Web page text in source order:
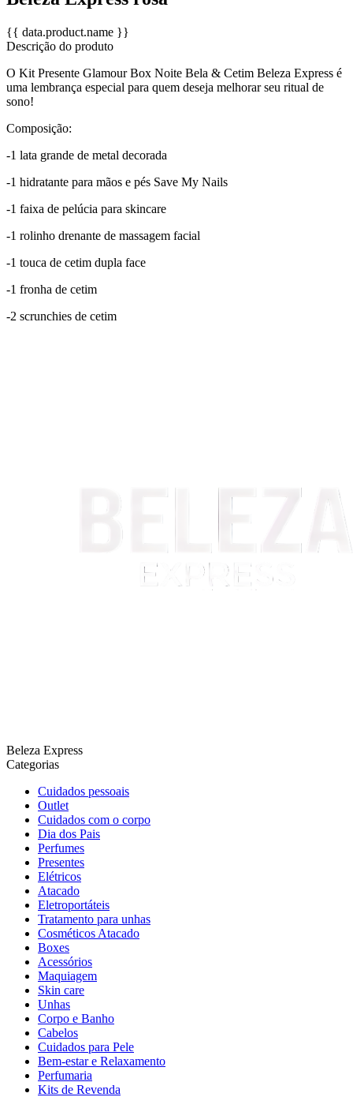
{{ data.product.name }}
Descrição do produto
O Kit Presente Glamour Box Noite Bela & Cetim Beleza Express é
uma lembrança especial para quem deseja melhorar seu ritual de
sono!
Composição:
-1 lata grande de metal decorada
-1 hidratante para mãos e pés Save My Nails
-1 faixa de pelúcia para skincare
-1 rolinho drenante de massagem facial
-1 touca de cetim dupla face
-1 fronha de cetim
-2 scrunchies de cetim
Beleza Express
Categorias
Cuidados pessoais
Outlet
Cuidados com o corpo
Dia dos Pais
Perfumes
Presentes
Elétricos
Atacado
Eletroportáteis
Tratamento para unhas
Cosméticos Atacado
Boxes
Acessórios
Maquiagem
Skin care
Unhas
Corpo e Banho
Cabelos
Cuidados para Pele
Bem-estar e Relaxamento
Perfumaria
Kits de Revenda